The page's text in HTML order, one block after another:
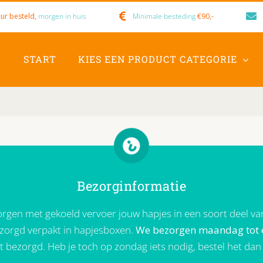
besteld, morgen in huis Minimale besteding€90,-
START KIES EEN PRODUCT CATEGORIE
Bezorginformatie
met gekoeld vervoer jouw hapjes in een soort deel
verpakt in hapjesboxen. We bezorgen maandag tot
Heb je toch op zondag iets nodig, bestel het